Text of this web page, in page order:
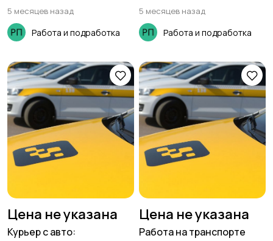
5 месяцев назад
Работа и подработка
5 месяцев назад
Работа и подработка
Цена не указана
Курьер с авто:
Цена не указана
Работа на транспорте